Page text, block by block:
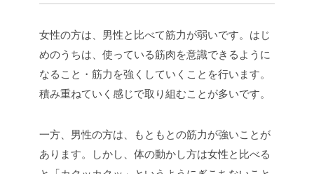
女性の方は、男性と比べて筋力が弱いです。はじ
めのうちは、使っている筋肉を意識できるように
なること・筋力を強くしていくことを行います。
積み重ねていく感じで取り組むことが多いです。
一方、男性の方は、もともとの筋力が強いことが
あります。しかし、体の動かし方は女性と比べる